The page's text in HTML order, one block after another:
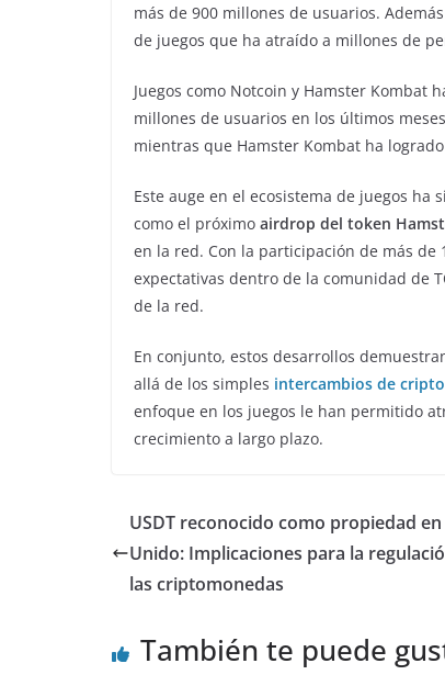
más de 900 millones de usuarios.
de juegos que ha atraído a millones de
Juegos como Notcoin y Hamster
millones de usuarios en los últimos
mientras que Hamster Kombat ha
Este auge en el ecosistema de juegos
como el próximo airdrop del token
en la red. Con la participación de más
expectativas dentro de la comunidad de
de la red.
En conjunto, estos desarrollos
allá de los simples intercambios de
enfoque en los juegos le han permitido
crecimiento a largo plazo.
USDT reconocido como propiedad en
Unido: Implicaciones para la
las criptomonedas
También te puede